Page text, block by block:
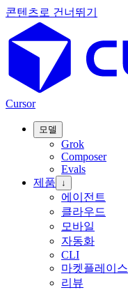
콘텐츠로 건너뛰기
Cursor
모델
Grok
Composer
Evals
제품
↓
에이전트
클라우드
모바일
자동화
CLI
마켓플레이스
리뷰